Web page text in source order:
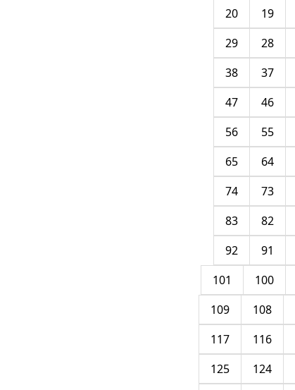
19
20
28
29
37
38
46
47
55
56
64
65
73
74
82
83
91
92
100
101
108
109
116
117
124
125